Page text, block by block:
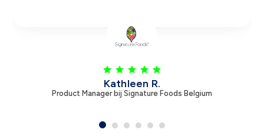
Product Manager bij Zambon